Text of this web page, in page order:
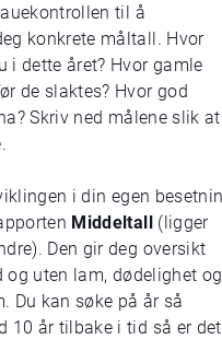
til å
konkrete måltall. Hvor
i dette året? Hvor gamle
de slaktes? Hvor god
Skriv ned målene slik at
i din egen
Middeltall(ligger
Den gir deg oversikt
og uten lam, dødelighet og
Du kan søke på år så
10 år tilbake i tid så er det